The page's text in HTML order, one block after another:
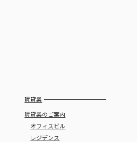
賃貸業
賃貸業のご案内
オフィスビル
レジデンス